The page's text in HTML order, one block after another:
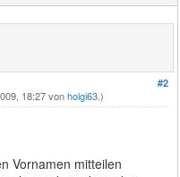
#2
18:27 vonholgi63.)
Vornamen mitteilen